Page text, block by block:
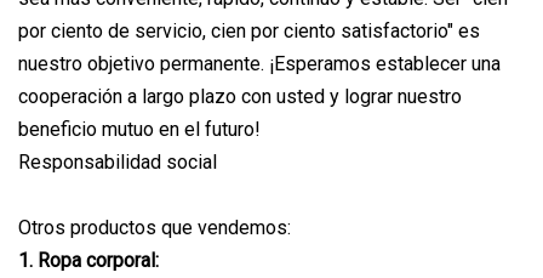
por ciento de servicio, cien por ciento satisfactorio" es
nuestro objetivo permanente. ¡Esperamos establecer una
cooperación a largo plazo con usted y lograr nuestro
beneficio mutuo en el futuro!
Responsabilidad social
Otros productos que vendemos:
1. Ropa corporal: